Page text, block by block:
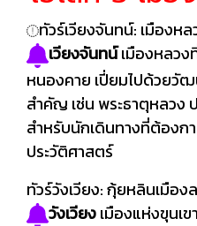
ทัวร์เวียงจันทน์: เมืองห
เวียงจันทน์เมืองหลวง
หนองคาย เปี่ยมไปด้วยวั
สำคัญ เช่น พระธาตุหลวง
สำหรับนักเดินทางที่ต้องก
ประวัติศาสตร์
ทัวร์วังเวียง: กุ้ยหลินเมือง
วังเวียงเมืองแห่งขุนเข